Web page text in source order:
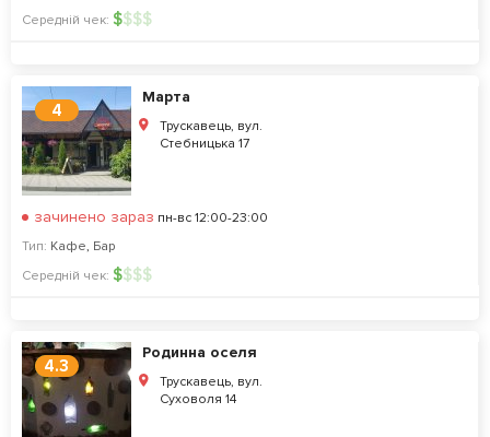
Середній чек: $$$$
4
Марта
Трускавець, вул.
Стебницька 17
зачинено зараз пн-вс 12:00-23:00
Тип: Кафе, Бар
Середній чек: $$$$
4.3
Родинна оселя
Трускавець, вул.
Суховоля 14